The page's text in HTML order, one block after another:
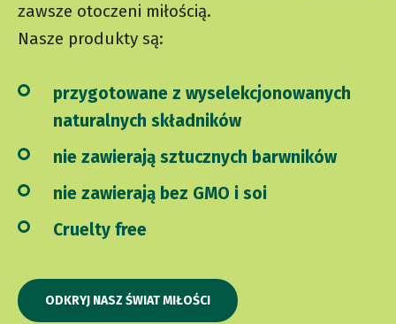
zawsze otoczeni miłością.
Nasze produkty są:
przygotowane z wyselekcjonowanych
naturalnych składników
nie zawierają sztucznych barwników
nie zawierają bez GMO i soi
Cruelty free
ODKRYJ NASZ ŚWIAT MIŁOŚCI